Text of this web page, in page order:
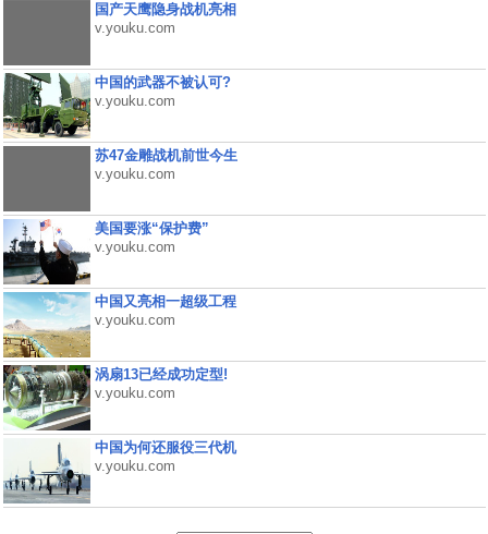
国产天鹰隐身战机亮相
v.youku.com
中国的武器不被认可?
v.youku.com
苏47金雕战机前世今生
v.youku.com
美国要涨“保护费”
v.youku.com
中国又亮相一超级工程
v.youku.com
涡扇13已经成功定型!
v.youku.com
中国为何还服役三代机
v.youku.com